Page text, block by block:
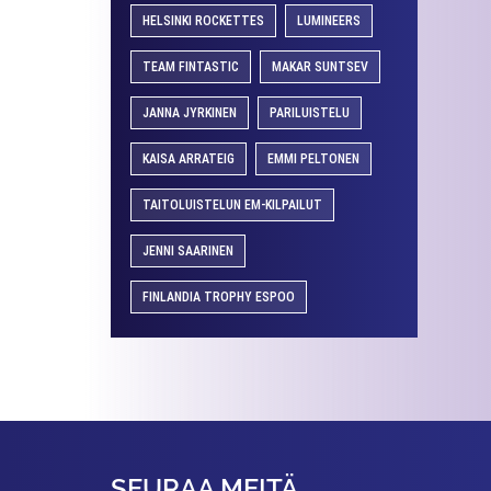
HELSINKI ROCKETTES LUMINEERS
TEAM FINTASTIC MAKAR SUNTSEV
JANNA JYRKINEN PARILUISTELU
KAISA ARRATEIG EMMI PELTONEN
TAITOLUISTELUN EM-KILPAILUT
JENNI SAARINEN
FINLANDIA TROPHY ESPOO